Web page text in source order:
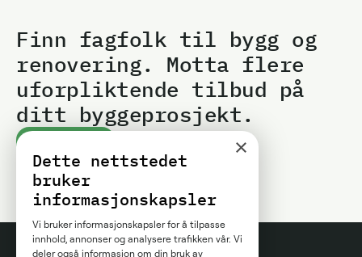
Finn fagfolk til bygg og
renovering. Motta flere
uforpliktende tilbud på
ditt byggeprosjekt.
×
Dette nettstedet
bruker
informasjonskapsler
Vi bruker informasjonskapsler for å tilpasse
innhold, annonser og analysere trafikken vår. Vi
deler også informasjon om din bruk av